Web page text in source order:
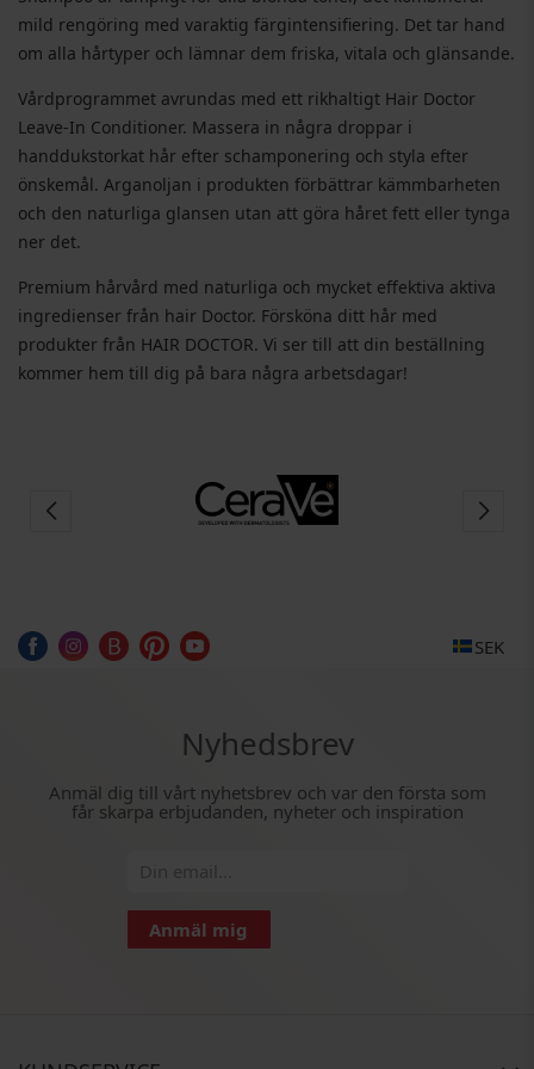
mild rengöring med varaktig färgintensifiering. Det tar hand
om alla hårtyper och lämnar dem friska, vitala och glänsande.
Vårdprogrammet avrundas med ett rikhaltigt Hair Doctor
Leave-In Conditioner. Massera in några droppar i
handdukstorkat hår efter schamponering och styla efter
önskemål. Arganoljan i produkten förbättrar kämmbarheten
och den naturliga glansen utan att göra håret fett eller tynga
ner det.
Premium hårvård med naturliga och mycket effektiva aktiva
ingredienser från hair Doctor. Försköna ditt hår med
produkter från HAIR DOCTOR. Vi ser till att din beställning
kommer hem till dig på bara några arbetsdagar!
SEK
Nyhedsbrev
Anmäl dig till vårt nyhetsbrev och var den första som
får skarpa erbjudanden, nyheter och inspiration
Anmäl mig